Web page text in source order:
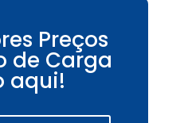
Preços
de Carga
aqui!